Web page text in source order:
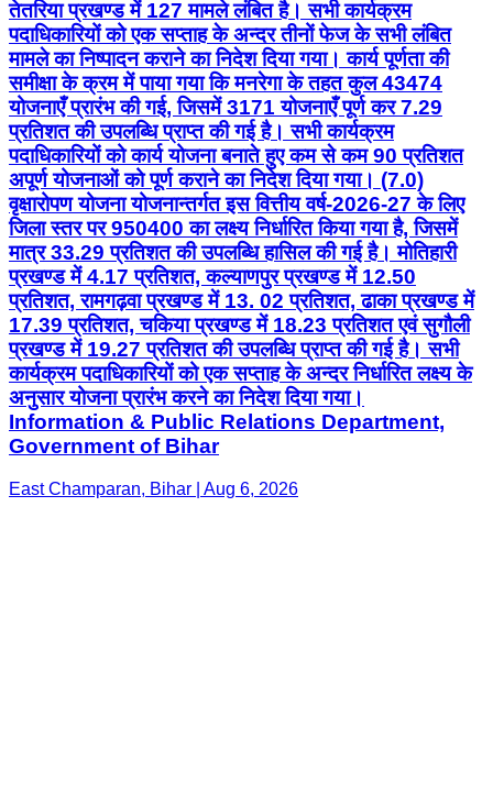
पदाधिकारियों को कार्य योजना बनाते हुए कम से कम 90 प्रतिशत
अपूर्ण योजनाओं को पूर्ण कराने का निदेश दिया गया। (7.0)
वृक्षारोपण योजना योजनान्तर्गत इस वित्तीय वर्ष-2026-27 के लिए
जिला स्तर पर 950400 का लक्ष्य निर्धारित किया गया है, जिसमें
मात्र 33.29 प्रतिशत की उपलब्धि हासिल की गई है। मोतिहारी
प्रखण्ड में 4.17 प्रतिशत, कल्याणपुर प्रखण्ड में 12.50
प्रतिशत, रामगढ़वा प्रखण्ड में 13. 02 प्रतिशत, ढाका प्रखण्ड में
17.39 प्रतिशत, चकिया प्रखण्ड में 18.23 प्रतिशत एवं सुगौली
प्रखण्ड में 19.27 प्रतिशत की उपलब्धि प्राप्त की गई है। सभी
कार्यक्रम पदाधिकारियों को एक सप्ताह के अन्दर निर्धारित लक्ष्य के
अनुसार योजना प्रारंभ करने का निदेश दिया गया।
Information & Public Relations Department,
Government of Bihar
East Champaran, Bihar | Aug 6, 2026